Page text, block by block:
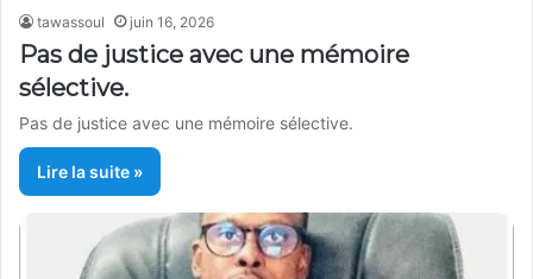
tawassoul juin 16, 2026
Pas de justice avec une mémoire
sélective.
Pas de justice avec une mémoire sélective.
Lire la suite »